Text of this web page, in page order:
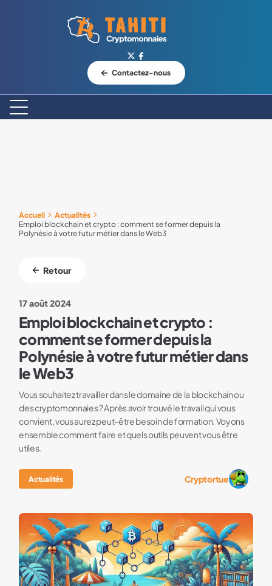
Logo Tahiti-Cryptomonnaies.com
Contactez-nous
Accueil
Actualités
Emploi blockchain et crypto : comment se former depuis la
Polynésie à votre futur métier dans le Web3
Retour
17 août 2024
Emploi blockchain et crypto :
comment se former depuis la
Polynésie à votre futur métier dans
le Web3
Vous souhaitez travailler dans le domaine de la blockchain ou
des cryptomonnaies ? Après avoir trouvé le travail qui vous
convient, vous aurez peut-être besoin de formation. Voyons
ensemble comment faire et quels outils peuvent vous être
utiles.
Actualités Cryptortue